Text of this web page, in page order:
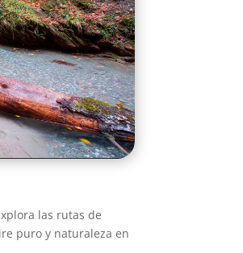
las rutas de
puro y naturaleza en